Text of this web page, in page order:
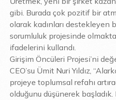
gibi. Burada çok pozitif bir
olarak kadınları destekleyen
sorumluluk projesinde
ifadelerini kullandı.
Girişim Öncüleri Projesi’ni
CEO’su Ümit Nuri Yıldız,
projeye toplumsal refahı
olduğunu düşünerek